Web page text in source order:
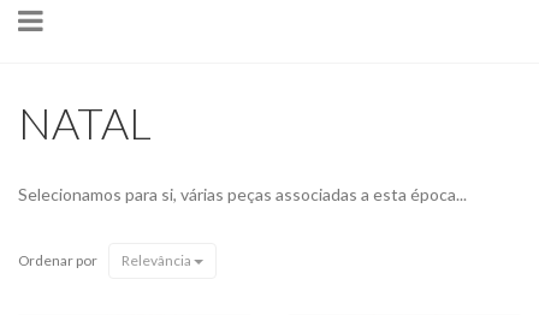
Toggle
NATAL
Selecionamos para si, várias peças associadas a esta época...
Ordenar por Relevância